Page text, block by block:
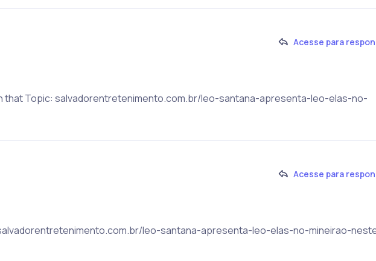
Acesse para
that Topic: salvadorentretenimento.com.br/leo-santana-apresenta-leo-elas-no-
Acesse para
leo-santana-apresenta-leo-elas-no-mineirao-